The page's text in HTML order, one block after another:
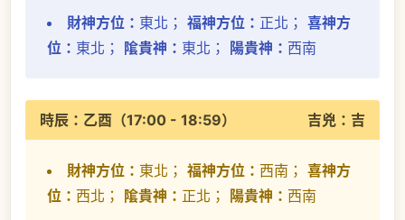
財神方位： 東北； 福神方位： 正北； 喜神方
位： 東北； 隂貴神： 東北； 陽貴神： 西南
時辰：乙酉（17:00 - 18:59） 吉兇：吉
財神方位： 東北； 福神方位： 西南； 喜神方
位： 西北； 隂貴神： 正北； 陽貴神： 西南